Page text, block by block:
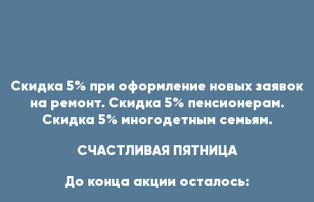
Скидка 5% при оформление новых заявок
на ремонт. Скидка 5% пенсионерам.
Скидка 5% многодетным семьям.
СЧАСТЛИВАЯ ПЯТНИЦА
До конца акции осталось: